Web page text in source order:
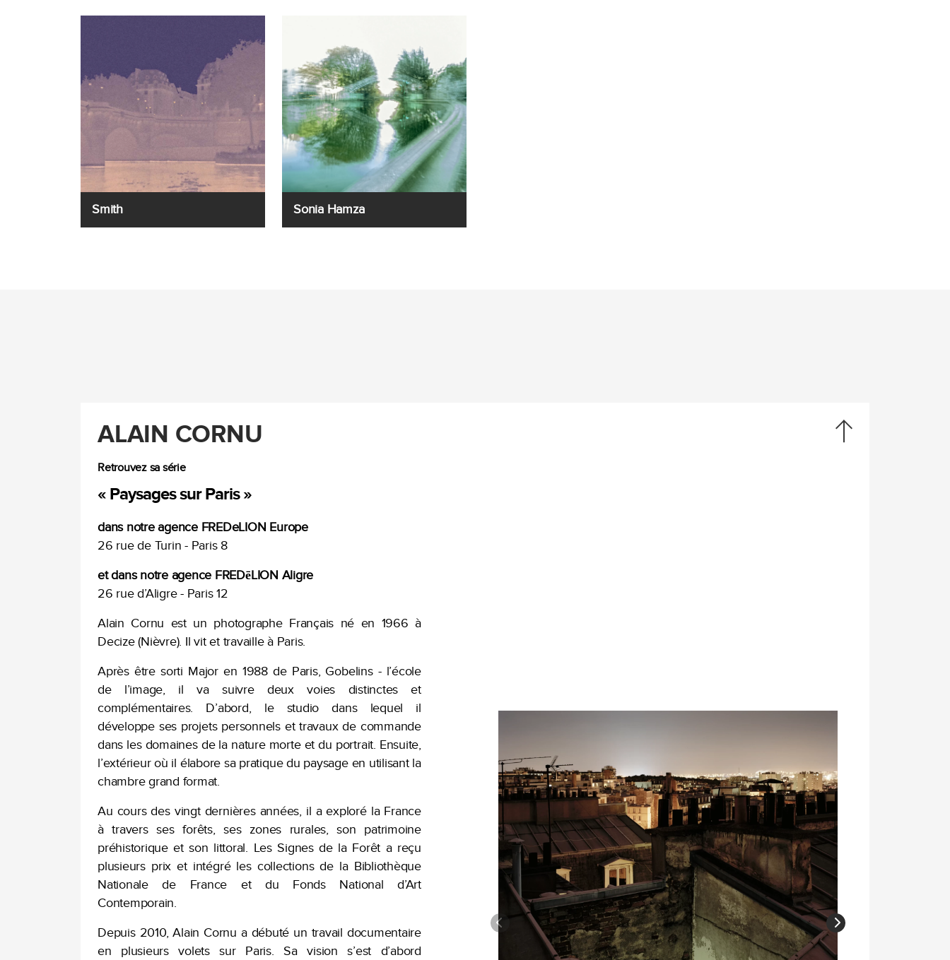
Smith Sonia Hamza
ALAIN CORNU
Retrouvez sa série
« Paysages sur Paris »
dans notre agence FREDeLION Europe
26 rue de Turin - Paris 8
et dans notre agence FREDēLION Aligre
26 rue d’Aligre - Paris 12
Alain Cornu est un photographe Français né en 1966 à
Decize (Nièvre). Il vit et travaille à Paris.
Après être sorti Major en 1988 de Paris, Gobelins - l’école
de l’image, il va suivre deux voies distinctes et
complémentaires. D’abord, le studio dans lequel il
développe ses projets personnels et travaux de commande
dans les domaines de la nature morte et du portrait. Ensuite,
l’extérieur où il élabore sa pratique du paysage en utilisant la
chambre grand format.
Au cours des vingt dernières années, il a exploré la France
à travers ses forêts, ses zones rurales, son patrimoine
préhistorique et son littoral. Les Signes de la Forêt a reçu
plusieurs prix et intégré les collections de la Bibliothèque
Nationale de France et du Fonds National d’Art
Contemporain.
Depuis 2010, Alain Cornu a débuté un travail documentaire
en plusieurs volets sur Paris. Sa vision s’est d’abord